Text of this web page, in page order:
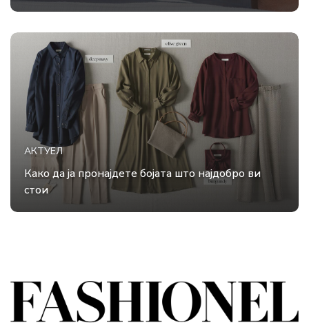
АКТУЕЛ
Како да ја пронајдете бојата што најдобро ви
стои